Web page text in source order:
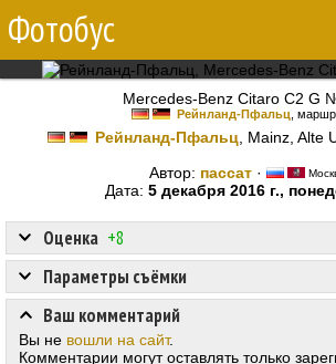
Фотобус
Mercedes-Benz Citaro C2 G
Рейнланд-Пфальц ,
Рейнланд-Пфальц , Mainz, Alte
Автор: пассат ·
Дата: 5 декабря 2016 г.,
Оценка +8
Параметры съёмки
Ваш комментарий
Вы не вошли на сайт.
Комментарии могут оставлять только